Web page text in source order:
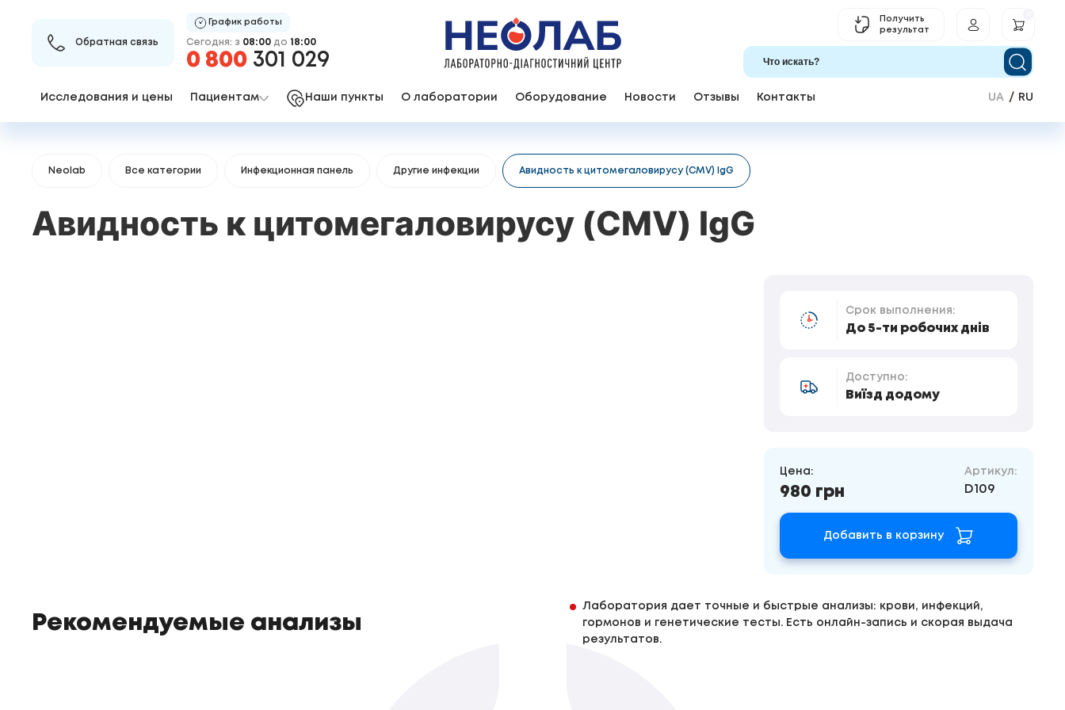
Обратная связь
График работы
Сегодня: з 08:00 до 18:00
0 800 301 029
Получить
результат
Исследования и цены Пациентам Наши пункты О лаборатории Оборудование Новости Отзывы Контакты UA RU
Neolab Все категории Инфекционная панель Другие инфекции Авидность к цитомегаловирусу (CMV) IgG
Авидность к цитомегаловирусу (CMV) IgG
Срок выполнения:
До 5-ти робочих днів
Доступно:
Виїзд додому
Цена:
980 грн
Артикул:
D109
Добавить в корзину
Рекомендуемые анализы
Лаборатория дает точные и быстрые анализы: крови, инфекций,
гормонов и генетические тесты. Есть онлайн-запись и скорая выдача
результатов.